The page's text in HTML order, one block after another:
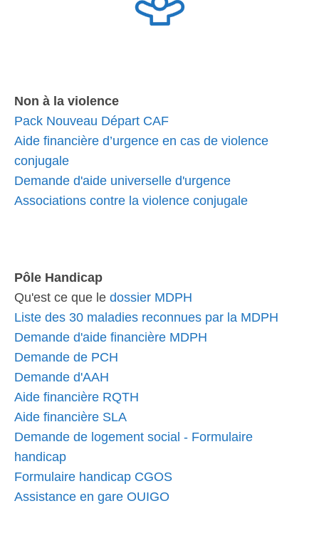
Non à la violence
Pack Nouveau Départ CAF
Aide financière d’urgence en cas de violence
conjugale
Demande d'aide universelle d'urgence
Associations contre la violence conjugale
Pôle Handicap
Qu'est ce que le dossier MDPH
Liste des 30 maladies reconnues par la MDPH
Demande d'aide financière MDPH
Demande de PCH
Demande d'AAH
Aide financière RQTH
Aide financière SLA
Demande de logement social - Formulaire
handicap
Formulaire handicap CGOS
Assistance en gare OUIGO